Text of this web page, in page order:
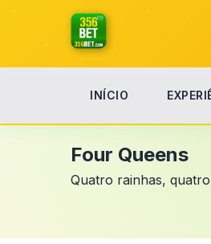
INÍCIO
Four Queens
Quatro rainhas,